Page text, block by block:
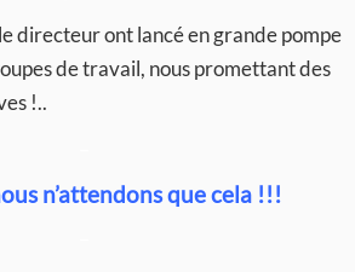
directeur ont lancé en grande pompe
de travail, nous promettant des
!..
n’attendons que cela !!!